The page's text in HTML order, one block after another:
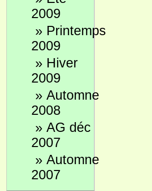
2009
» Printemps
2009
» Hiver
2009
» Automne
2008
» AG déc
2007
» Automne
2007